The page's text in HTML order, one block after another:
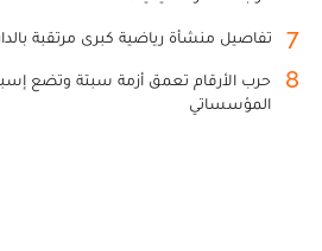
7 تفاصيل منشأة رياضية كبرى مرتقبة
8
حرب الأرقام تعمق أزمة سبتة وتضع
المؤسساتي